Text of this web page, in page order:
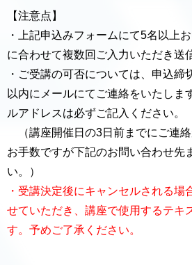
【注意点】
・上記申込みフォームにて5名以上
に合わせて複数回ご入力いただき送
・ご受講の可否については、申込締
以内にメールにてご連絡をいたしま
ルアドレスは必ずご記入ください。
（講座開催日の3日前までにご連絡
お手数ですが下記のお問い合わせ先
い。）
・受講決定後にキャンセルされる場
せていただき、講座で使用するテキ
す。予めご了承ください。